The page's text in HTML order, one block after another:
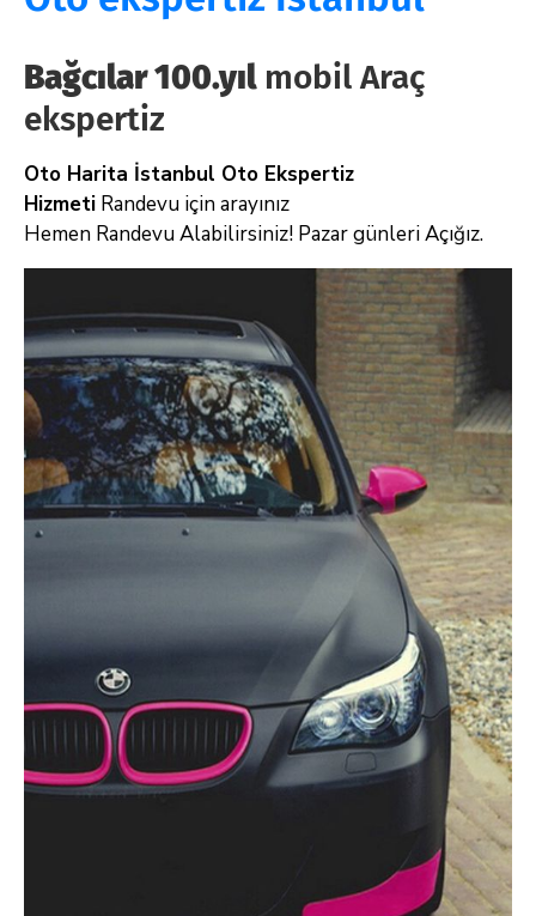
Bağcılar 100.yılmobil Araç
ekspertiz
Oto Harita İstanbul Oto Ekspertiz
Hizmeti Randevu için arayınız
Hemen Randevu Alabilirsiniz! Pazar günleri Açığız.